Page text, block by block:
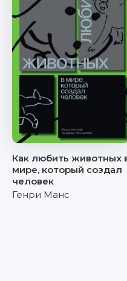
Как любить животных
мире, который создал
человек
Генри Манс